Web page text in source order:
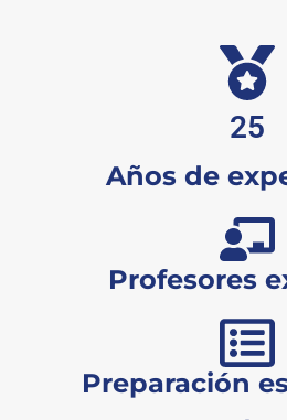
25
Años de
Profesores
Preparación